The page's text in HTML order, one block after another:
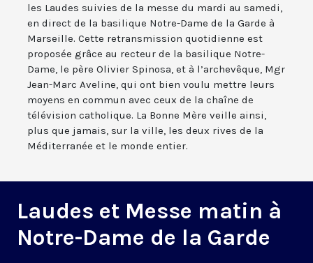
les Laudes suivies de la messe du mardi au samedi,
en direct de la basilique Notre-Dame de la Garde à
Marseille. Cette retransmission quotidienne est
proposée grâce au recteur de la basilique Notre-
Dame, le père Olivier Spinosa, et à l’archevêque, Mgr
Jean-Marc Aveline, qui ont bien voulu mettre leurs
moyens en commun avec ceux de la chaîne de
télévision catholique. La Bonne Mère veille ainsi,
plus que jamais, sur la ville, les deux rives de la
Méditerranée et le monde entier.
Laudes et Messe matin à
Notre-Dame de la Garde